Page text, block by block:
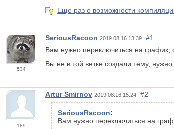
Еще раз о возможности
534
SeriousRacoon 2019.08.16 13:39
#1
Вам нужно переключиться на график,
Вы не в той ветке создали тему,
189
Artur Smirnov 2019.08.16 15:24 #2
SeriousRacoon:
Вам нужно переключиться на